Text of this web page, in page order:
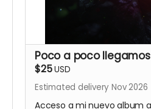
Poco a poco llegamos
$25USD
Estimated delivery Nov 2026
Acceso a mi nuevo album